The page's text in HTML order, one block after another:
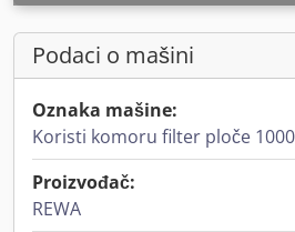
Podaci o mašini
Oznaka mašine:
Koristi komoru filter ploče 1000
Proizvođač:
REWA